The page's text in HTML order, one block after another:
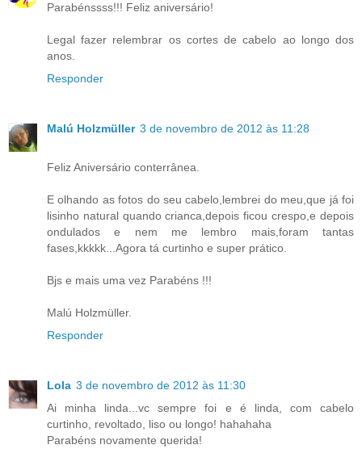
Parabénssss!!! Feliz aniversário!
Legal fazer relembrar os cortes de cabelo ao longo dos
anos.
Responder
Malú Holzmüller 3 de novembro de 2012 às 11:28
Feliz Aniversário conterrânea.
E olhando as fotos do seu cabelo,lembrei do meu,que já foi
lisinho natural quando crianca,depois ficou crespo,e depois
ondulados e nem me lembro mais,foram tantas
fases,kkkkk...Agora tá curtinho e super prático.
Bjs e mais uma vez Parabéns !!!
Malú Holzmüller.
Responder
Lola 3 de novembro de 2012 às 11:30
Ai minha linda...vc sempre foi e é linda, com cabelo
curtinho, revoltado, liso ou longo! hahahaha
Parabéns novamente querida!